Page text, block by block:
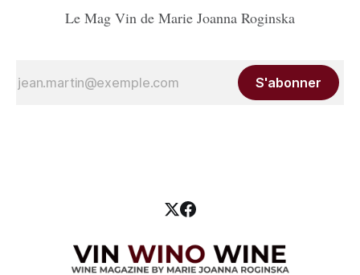
Le Mag Vin de Marie Joanna Roginska
S'abonner